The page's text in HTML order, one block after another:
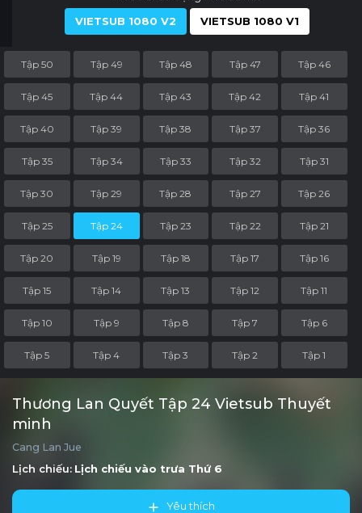
VIETSUB 1080 V2
VIETSUB 1080 V1
Tập 50 Tập 49 Tập 48 Tập 47 Tập 46
Tập 45 Tập 44 Tập 43 Tập 42 Tập 41
Tập 40 Tập 39 Tập 38 Tập 37 Tập 36
Tập 35 Tập 34 Tập 33 Tập 32 Tập 31
Tập 30 Tập 29 Tập 28 Tập 27 Tập 26
Tập 25 Tập 24 Tập 23 Tập 22 Tập 21
Tập 20 Tập 19 Tập 18 Tập 17 Tập 16
Tập 15 Tập 14 Tập 13 Tập 12 Tập 11
Tập 10 Tập 9 Tập 8 Tập 7 Tập 6
Tập 5 Tập 4 Tập 3 Tập 2 Tập 1
Thương Lan Quyết Tập 24 Vietsub Thuyết
minh
Cang Lan Jue
Lịch chiếu: Lịch chiếu vào trưa Thứ 6
Yêu thích